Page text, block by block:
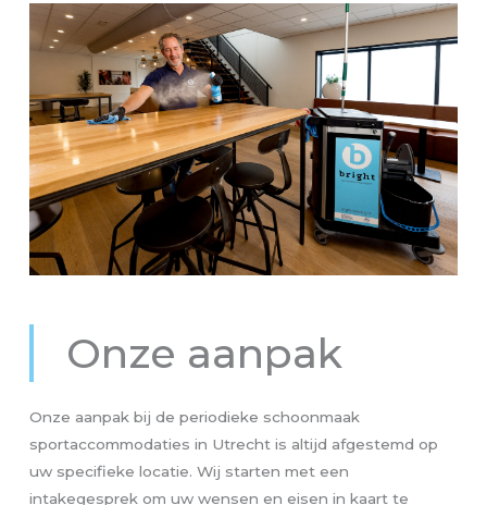
Onze aanpak
Onze aanpak bij de periodieke schoonmaak
sportaccommodaties in Utrecht is altijd afgestemd op
uw specifieke locatie. Wij starten met een
intakegesprek om uw wensen en eisen in kaart te